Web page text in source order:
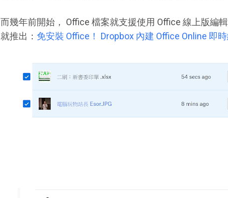
而幾年前開始， Office 檔案就支援使用 Office 線上版編
就推出： 免安裝 Office！ Dropbox 內建 Office Online 即